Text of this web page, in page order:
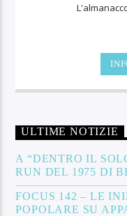
ULTIME NOTIZIE
A “DENTRO IL
RUN DEL 1975 DI
FOCUS 142 – LE
POPOLARE SU